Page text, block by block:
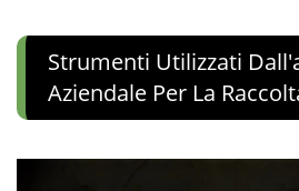
Strumenti Utilizzati
Aziendale Per La